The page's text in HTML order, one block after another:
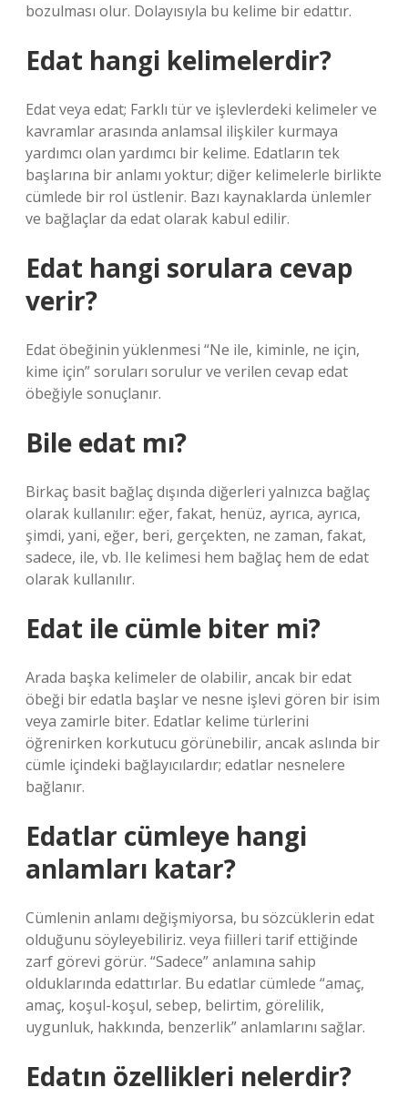
bozulması olur. Dolayısıyla bu kelime bir edattır.
Edat hangi kelimelerdir?
Edat veya edat; Farklı tür ve işlevlerdeki kelimeler ve
kavramlar arasında anlamsal ilişkiler kurmaya
yardımcı olan yardımcı bir kelime. Edatların tek
başlarına bir anlamı yoktur; diğer kelimelerle birlikte
cümlede bir rol üstlenir. Bazı kaynaklarda ünlemler
ve bağlaçlar da edat olarak kabul edilir.
Edat hangi sorulara cevap
verir?
Edat öbeğinin yüklenmesi “Ne ile, kiminle, ne için,
kime için” soruları sorulur ve verilen cevap edat
öbeğiyle sonuçlanır.
Bile edat mı?
Birkaç basit bağlaç dışında diğerleri yalnızca bağlaç
olarak kullanılır: eğer, fakat, henüz, ayrıca, ayrıca,
şimdi, yani, eğer, beri, gerçekten, ne zaman, fakat,
sadece, ile, vb. Ile kelimesi hem bağlaç hem de edat
olarak kullanılır.
Edat ile cümle biter mi?
Arada başka kelimeler de olabilir, ancak bir edat
öbeği bir edatla başlar ve nesne işlevi gören bir isim
veya zamirle biter. Edatlar kelime türlerini
öğrenirken korkutucu görünebilir, ancak aslında bir
cümle içindeki bağlayıcılardır; edatlar nesnelere
bağlanır.
Edatlar cümleye hangi
anlamları katar?
Cümlenin anlamı değişmiyorsa, bu sözcüklerin edat
olduğunu söyleyebiliriz. veya fiilleri tarif ettiğinde
zarf görevi görür. “Sadece” anlamına sahip
olduklarında edattırlar. Bu edatlar cümlede “amaç,
amaç, koşul-koşul, sebep, belirtim, görelilik,
uygunluk, hakkında, benzerlik” anlamlarını sağlar.
Edatın özellikleri nelerdir?